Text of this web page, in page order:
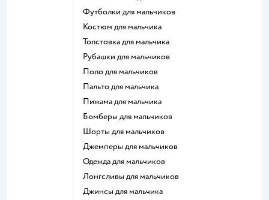
Футболки для мальчиков
Костюм для мальчика
Толстовка для мальчика
Рубашки для мальчиков
Поло для мальчиков
Пальто для мальчика
Пижама для мальчика
Бомберы для мальчиков
Шорты для мальчиков
Джемперы для мальчиков
Одежда для мальчиков
Лонгсливы для мальчиков
Джинсы для мальчика